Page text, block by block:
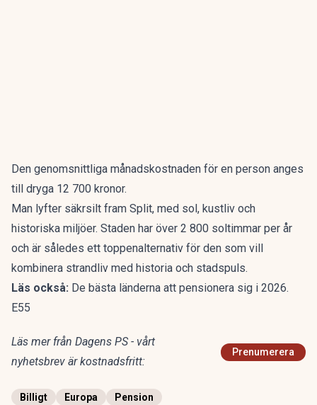
Den genomsnittliga månadskostnaden för en person anges
till dryga 12 700 kronor.
Man lyfter säkrsilt fram Split, med sol, kustliv och
historiska miljöer. Staden har över 2 800 soltimmar per år
och är således ett toppenalternativ för den som vill
kombinera strandliv med historia och stadspuls.
Läs också: De bästa länderna att pensionera sig i 2026.
E55
Läs mer från Dagens PS - vårt
nyhetsbrev är kostnadsfritt:
Prenumerera
Billigt Europa Pension